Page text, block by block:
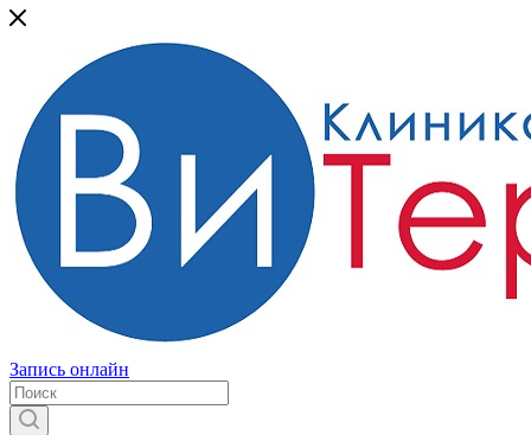
Запись онлайн